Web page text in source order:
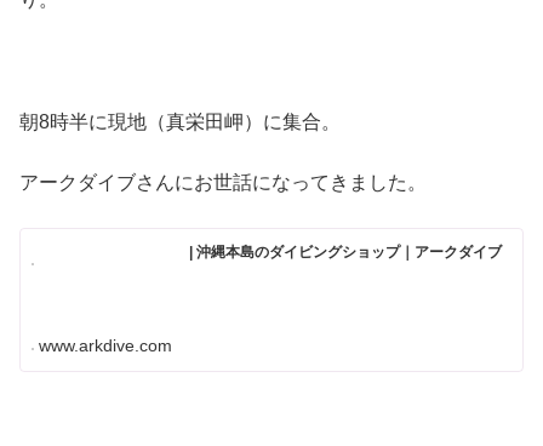
朝8時半に現地（真栄田岬）に集合。
アークダイブさんにお世話になってきました。
| 沖縄本島のダイビングショップ｜アークダイブ
www.arkdive.com